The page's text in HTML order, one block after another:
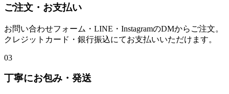
ご注文・お支払い
お問い合わせフォーム・LINE・InstagramのDMからご注文。
クレジットカード・銀行振込にてお支払いいただけます。
03
丁寧にお包み・発送